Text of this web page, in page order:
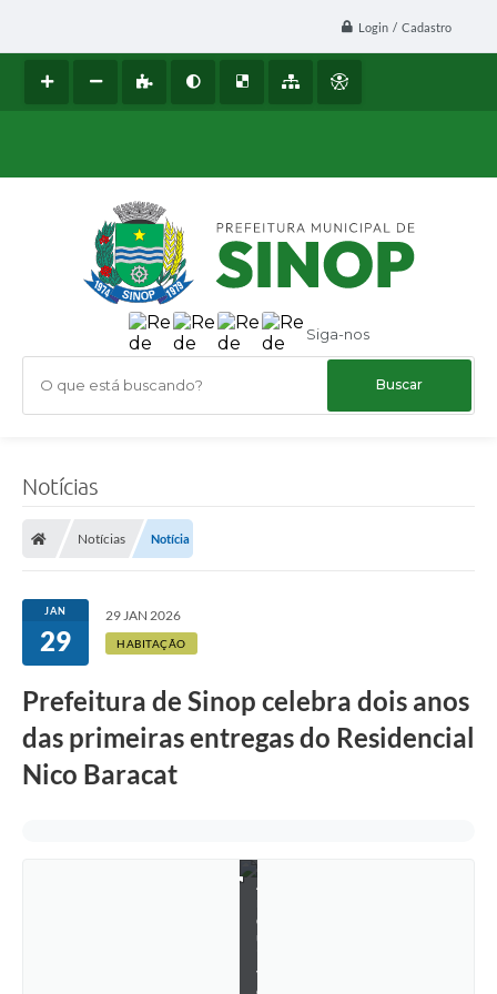
Login / Cadastro
Siga-nos
O que está buscando?
Notícias
Notícias Notícia
JAN
29
29 JAN 2026
HABITAÇÃO
Prefeitura de Sinop celebra dois anos
das primeiras entregas do Residencial
Nico Baracat
A
q
u
v
o